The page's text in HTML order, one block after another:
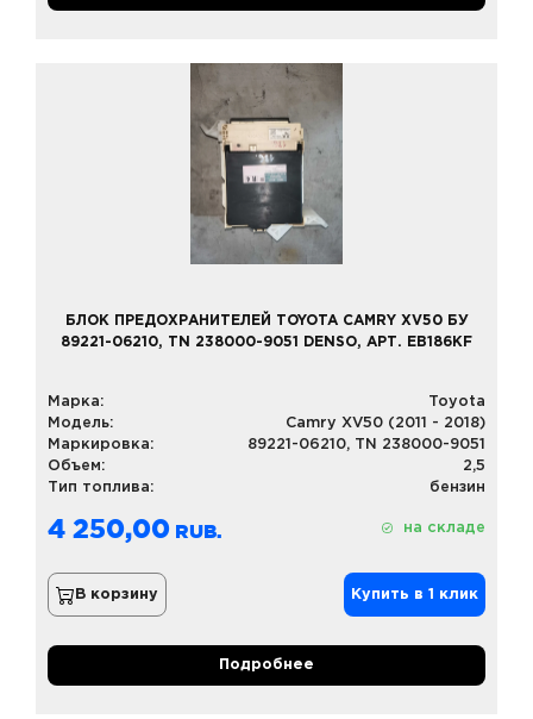
БЛОК ПРЕДОХРАНИТЕЛЕЙ TOYOTA CAMRY XV50 БУ
89221-06210, TN 238000-9051 DENSO, АРТ. EB186KF
Марка:
Toyota
Модель:
Camry XV50 (2011 - 2018)
Маркировка:
89221-06210, TN 238000-9051
Объем:
2,5
Тип топлива:
бензин
4 250,00 на складе
В корзину Купить в 1 клик
Подробнее